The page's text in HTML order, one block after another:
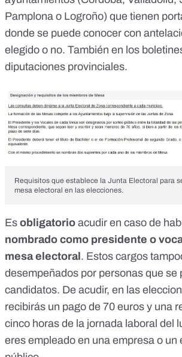
Pamplona o Logroño) que tienen
donde se puede conocer con
elegido o no. También en los
diputaciones provinciales.
Requisitos que establece la Junta Electoral para
mesa electoral en las elecciones.
Es obligatorio acudir en caso de
nombrado como presidente o
mesa electoral . Estos cargos
desempeñados por personas que se
candidatos. De acudir, en las
recibirás un pago de 70 euros y una
cinco horas de la jornada laboral del
eres empleado en una empresa o un